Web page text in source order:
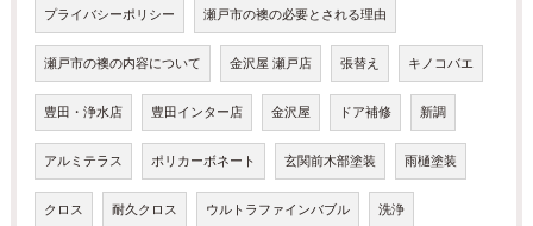
プライバシーポリシー 瀬戸市の襖の必要とされる理由
瀬戸市の襖の内容について 金沢屋 瀬戸店 張替え キノコバエ
豊田・浄水店 豊田インター店 金沢屋 ドア補修 新調
アルミテラス ポリカーボネート 玄関前木部塗装 雨樋塗装
クロス 耐久クロス ウルトラファインバブル 洗浄